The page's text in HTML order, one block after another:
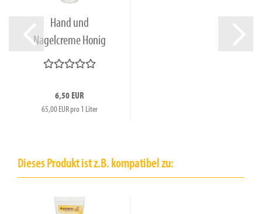
Hand und
Nagelcreme Honig
und Propolis 100ml...
6,50 EUR
65,00 EUR pro 1 Liter
Dieses Produkt ist z.B. kompatibel zu: